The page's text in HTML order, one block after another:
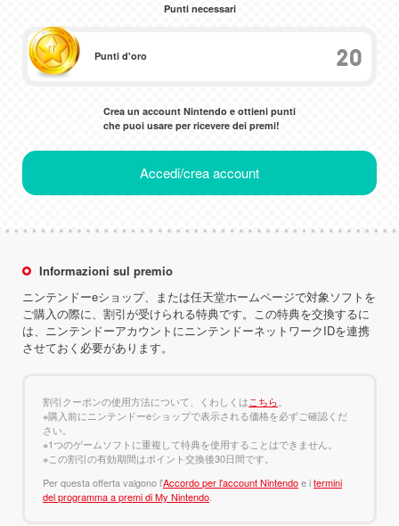
Punti necessari
Punti d'oro 20
Crea un account Nintendo e ottieni punti
che puoi usare per ricevere dei premi!
Accedi/crea account
Informazioni sul premio
ニンテンドーeショップ、または任天堂ホームページで対象ソフトを
ご購入の際に、割引が受けられる特典です。この特典を交換するに
は、ニンテンドーアカウントにニンテンドーネットワークIDを連携
させておく必要があります。
割引クーポンの使用方法について、くわしくはこちら
※購入前にニンテンドーeショップで表示される価格を必ずご確認くだ
さい。
※1つのゲームソフトに重複して特典を使用することはできません。
※この割引の有効期間はポイント交換後30日間です。
Per questa offerta valgono l'Accordo per l'account Nintendoe itermini
del programma a premi di My Nintendo